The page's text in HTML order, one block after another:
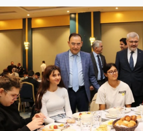
Haber Arşivi